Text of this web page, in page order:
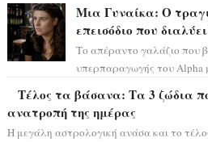
Μια Γυναίκα: Ο
επεισόδιο που
Το απέραντο γαλάζιο που
υπερπαραγωγής του Alpha
Τέλος τα βάσανα: Τα 3 ζώδια
ανατροπή της ημέρας
Η μεγάλη αστρολογική ανάσα και το